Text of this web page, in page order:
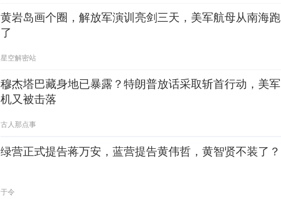
黄岩岛画个圈，解放军演训亮剑三天，美军航母从南海跑
了
星空解密站
穆杰塔巴藏身地已暴露？特朗普放话采取斩首行动，美军
机又被击落
古人那点事
绿营正式提告蒋万安，蓝营提告黄伟哲，黄智贤不装了？
于令